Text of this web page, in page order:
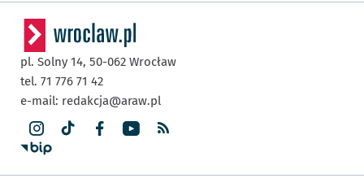
pl. Solny 14, 50-062 Wrocław
tel. 71 776 71 42
e-mail: redakcja@araw.pl